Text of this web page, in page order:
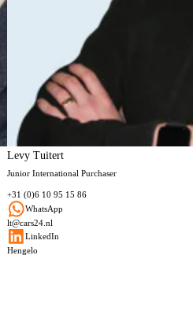
Levy Tuitert
Junior International Purchaser
+31 (0)6 10 95 15 86
WhatsApp
lt@cars24.nl
LinkedIn
Hengelo